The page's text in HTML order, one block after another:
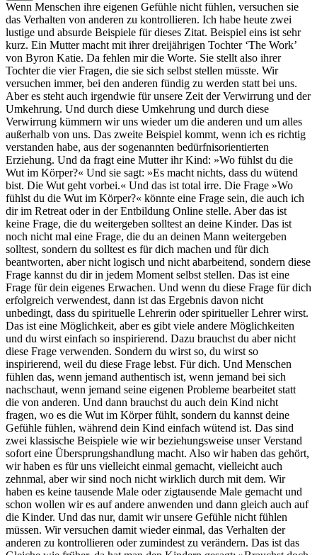
Wenn Menschen ihre eigenen Gefühle nicht fühlen, versuchen sie
das Verhalten von anderen zu kontrollieren. Ich habe heute zwei
lustige und absurde Beispiele für dieses Zitat. Beispiel eins ist sehr
kurz. Ein Mutter macht mit ihrer dreijährigen Tochter ‘The Work’
von Byron Katie. Da fehlen mir die Worte. Sie stellt also ihrer
Tochter die vier Fragen, die sie sich selbst stellen müsste. Wir
versuchen immer, bei den anderen fündig zu werden statt bei uns.
Aber es steht auch irgendwie für unsere Zeit der Verwirrung und der
Umkehrung. Und durch diese Umkehrung und durch diese
Verwirrung kümmern wir uns wieder um die anderen und um alles
außerhalb von uns. Das zweite Beispiel kommt, wenn ich es richtig
verstanden habe, aus der sogenannten bedürfnisorientierten
Erziehung. Und da fragt eine Mutter ihr Kind: »Wo fühlst du die
Wut im Körper?« Und sie sagt: »Es macht nichts, dass du wütend
bist. Die Wut geht vorbei.« Und das ist total irre. Die Frage »Wo
fühlst du die Wut im Körper?« könnte eine Frage sein, die auch ich
dir im Retreat oder in der Entbildung Online stelle. Aber das ist
keine Frage, die du weitergeben solltest an deine Kinder. Das ist
noch nicht mal eine Frage, die du an deinen Mann weitergeben
solltest, sondern du solltest es für dich machen und für dich
beantworten, aber nicht logisch und nicht abarbeitend, sondern diese
Frage kannst du dir in jedem Moment selbst stellen. Das ist eine
Frage für dein eigenes Erwachen. Und wenn du diese Frage für dich
erfolgreich verwendest, dann ist das Ergebnis davon nicht
unbedingt, dass du spirituelle Lehrerin oder spiritueller Lehrer wirst.
Das ist eine Möglichkeit, aber es gibt viele andere Möglichkeiten
und du wirst einfach so inspirierend. Dazu brauchst du aber nicht
diese Frage verwenden. Sondern du wirst so, du wirst so
inspirierend, weil du diese Frage lebst. Für dich. Und Menschen
fühlen das, wenn jemand authentisch ist, wenn jemand bei sich
nachschaut, wenn jemand seine eigenen Probleme bearbeitet statt
die von anderen. Und dann brauchst du auch dein Kind nicht
fragen, wo es die Wut im Körper fühlt, sondern du kannst deine
Gefühle fühlen, während dein Kind einfach wütend ist. Das sind
zwei klassische Beispiele wie wir beziehungsweise unser Verstand
sofort eine Übersprungshandlung macht. Also wir haben das gehört,
wir haben es für uns vielleicht einmal gemacht, vielleicht auch
zehnmal, aber wir sind noch nicht wirklich durch mit dem. Wir
haben es keine tausende Male oder zigtausende Male gemacht und
schon wollen wir es auf andere anwenden und dann gleich auch auf
die Kinder. Und das nur, damit wir unsere Gefühle nicht fühlen
müssen. Wir versuchen damit wieder einmal, das Verhalten der
anderen zu kontrollieren oder zumindest zu verändern. Das ist das